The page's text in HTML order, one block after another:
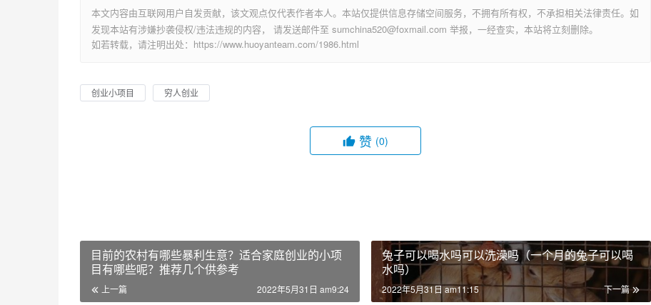
本文内容由互联网用户自发贡献，该文观点仅代表作者本人。本站仅提供信息存储空间服务，不拥有所有权，不承担相关法律责任。如
发现本站有涉嫌抄袭侵权/违法违规的内容， 请发送邮件至 sumchina520@foxmail.com 举报，一经查实，本站将立刻删除。
如若转载，请注明出处：https://www.huoyanteam.com/1986.html
创业小项目 穷人创业
赞 (0)
目前的农村有哪些暴利生意？适合家庭创业的小项
目有哪些呢？推荐几个供参考
上一篇 2022年5月31日 am9:24
兔子可以喝水吗可以洗澡吗（一个月的兔子可以喝
水吗）
下一篇
2022年5月31日 am11:15